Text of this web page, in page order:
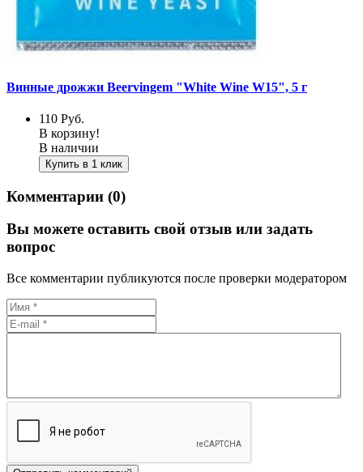
Винные дрожжи Beervingem "White Wine W15", 5 г
110 Руб.
В корзину!
В наличии
Купить в 1 клик
Комментарии (0)
Вы можете оставить свой отзыв или задать
вопрос
Все комментарии публикуются после проверки модератором